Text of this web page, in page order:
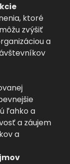
ktoré
zvýšiť
a
ľahko a
a záujem
a